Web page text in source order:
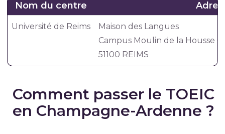
Nom du centre
Université de Reims
Maison des Langues
Campus Moulin de la Housse
51100 REIMS
Comment passer le TOEIC
en Champagne-Ardenne ?